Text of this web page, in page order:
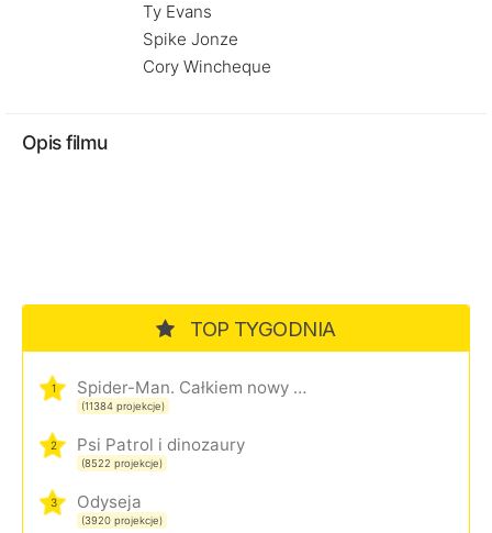
Ty Evans
Spike Jonze
Cory Wincheque
Opis filmu
TOP TYGODNIA
1 Spider-Man. Całkiem nowy dzień
(11384 projekcje)
2 Psi Patrol i dinozaury
(8522 projekcje)
3 Odyseja
(3920 projekcje)